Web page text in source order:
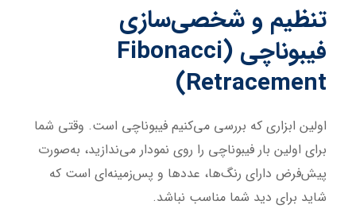
تنظیم و شخصی‌سازی
فیبوناچی (Fibonacci
Retracement)
اولین ابزاری که بررسی می‌کنیم فیبوناچی است. وقتی شما
برای اولین بار فیبوناچی را روی نمودار می‌ندازید، به‌صورت
پیش‌فرض دارای رنگ‌ها، عددها و پس‌زمینه‌ای است که
شاید برای دید شما مناسب نباشد.